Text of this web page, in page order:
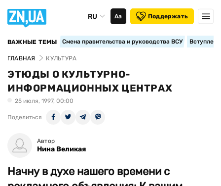
RU Аа Поддержать
ВАЖНЫЕ ТЕМЫ Смена правительства и руководства ВСУ
ГЛАВНАЯ КУЛЬТУРА
ЭТЮДЫ О КУЛЬТУРНО-
ИНФОРМАЦИОННЫХ ЦЕНТРАХ
25 июля, 1997, 00:00
Поделиться
Автор
Нина Великая
Начну в духе нашего времени с